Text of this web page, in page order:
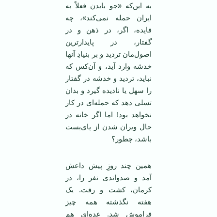
به این‌که «جو بایدن فعلاً به
ایران حمله نمی‌کند»، چه
فایده، اگر، در ذهن و در
گفتار، در پایدارترین
اصول‌مان تردید و بر بنیادِ آنها
خدشه وارد آید، و آن‌کس که
نباید، تردید و خدشه در گفتار
را سهل یا نادیده گیرد و بدان
تسلی دهد که حمله‌ای در کار
نخواهد بود! اما اگر خانه در
حال ویران شدن از پای‌بست
باشد، چطور؟
همین چند روزِ پیش داعش
آمد و صدواندی نفر را، در
کرمان، کشت و رفت. یک
هفته نگذشته همه چیز
فراموش شد. عده‌ای هم